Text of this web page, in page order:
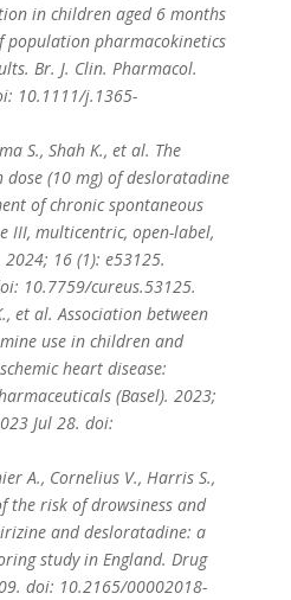
in children aged 6 months
population pharmacokinetics
Br. J. Clin. Pharmacol.
10.1111/j.1365-
S., Shah K., et al. The
dose (10 mg) of desloratadine
of chronic spontaneous
III, multicentric, open-label,
16 (1): e53125.
10.7759/cureus.53125.
et al. Association between
use in children and
heart disease:
(Basel). 2023;
Jul 28. doi:
A., Cornelius V., Harris S.,
the risk of drowsiness and
and desloratadine: a
study in England. Drug
doi: 10.2165/00002018-